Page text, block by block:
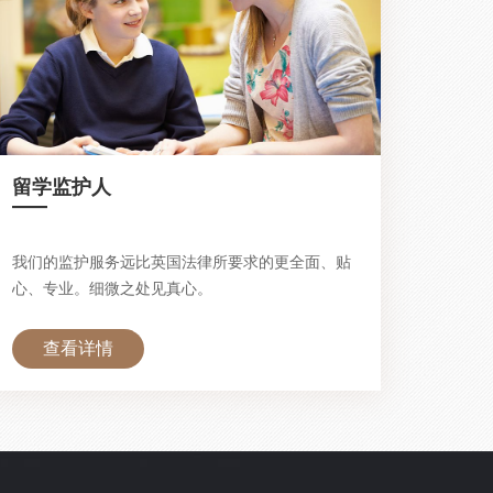
留学监护人
—
我们的监护服务远比英国法律所要求的更全面、贴
心、专业。细微之处见真心。
查看详情